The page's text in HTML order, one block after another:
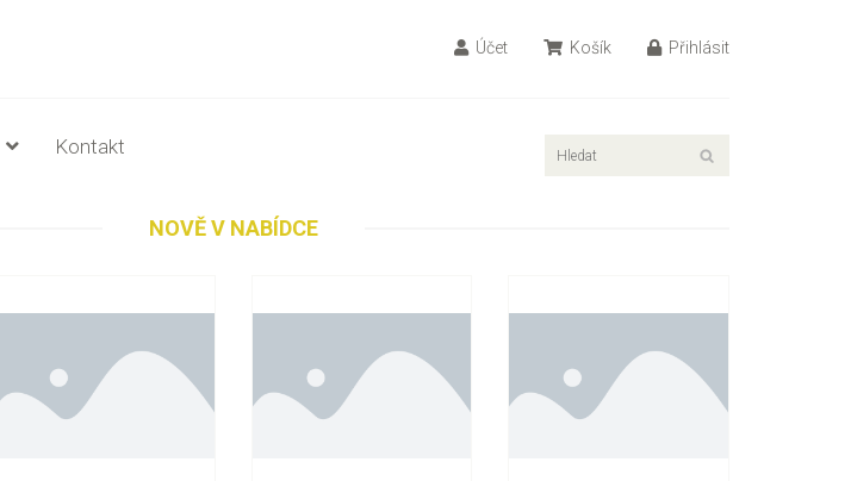
Účet Košík Přihlásit
Kontakt
NOVĚ V NABÍDCE